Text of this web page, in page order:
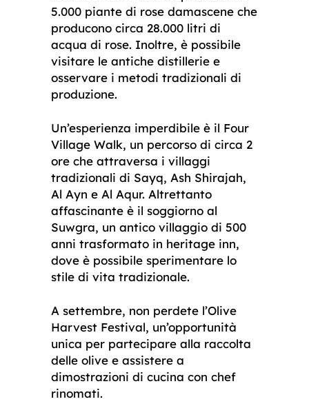
5.000 piante di rose damascene che
producono circa 28.000 litri di
acqua di rose. Inoltre, è possibile
visitare le antiche distillerie e
osservare i metodi tradizionali di
produzione.
Un’esperienza imperdibile è il Four
Village Walk, un percorso di circa 2
ore che attraversa i villaggi
tradizionali di Sayq, Ash Shirajah,
Al Ayn e Al Aqur. Altrettanto
affascinante è il soggiorno al
Suwgra, un antico villaggio di 500
anni trasformato in heritage inn,
dove è possibile sperimentare lo
stile di vita tradizionale.
A settembre, non perdete l’Olive
Harvest Festival, un’opportunità
unica per partecipare alla raccolta
delle olive e assistere a
dimostrazioni di cucina con chef
rinomati.